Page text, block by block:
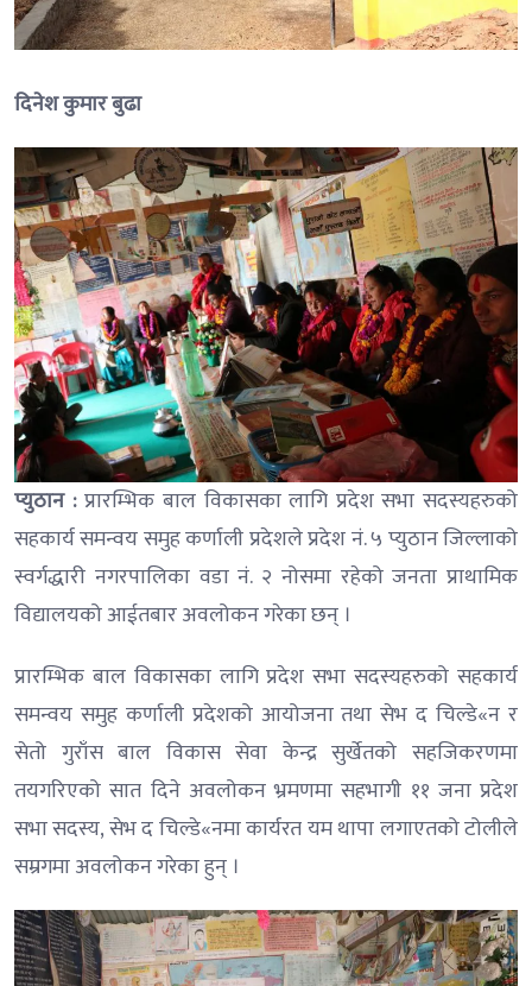
दिनेश कुमार बुढा
प्युठान :प्रारम्भिक बाल विकासका लागि प्रदेश सभा सदस्यहरुको
सहकार्य समन्वय समुह कर्णाली प्रदेशले प्रदेश नं. ५ प्युठान जिल्लाको
स्वर्गद्धारी नगरपालिका वडा नं. २ नोसमा रहेको जनता प्राथामिक
विद्यालयको आईतबार अवलोकन गरेका छन् ।
प्रारम्भिक बाल विकासका लागि प्रदेश सभा सदस्यहरुको सहकार्य
समन्वय समुह कर्णाली प्रदेशको आयोजना तथा सेभ द चिल्डे«न र
सेतो गुराँस बाल विकास सेवा केन्द्र सुर्खेतको सहजिकरणमा
तयगरिएको सात दिने अवलोकन भ्रमणमा सहभागी ११ जना प्रदेश
सभा सदस्य, सेभ द चिल्डे«नमा कार्यरत यम थापा लगाएतको टोलीले
सम्रगमा अवलोकन गरेका हुन् ।